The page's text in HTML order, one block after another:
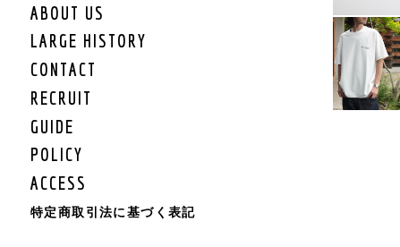
KIDS OUTER
KIDS TOPS
KIDS BOTTOMS
KIDS CAP/HAT
KIDS BAG
KIDS ACCESSORY
KIDS GOODS
ABOUT US
LARGE HISTORY
CONTACT
RECRUIT
GUIDE
POLICY
ACCESS
特定商取引法に基づく表記